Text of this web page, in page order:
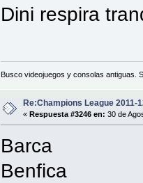
Dini respira
Busco videojuegos y consolas antiguas.
Re:Champions League 2011-
«Respuesta #3246 en: 30 de
Barca
Benfica